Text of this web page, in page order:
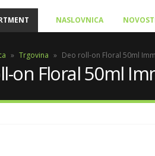
NASLOVNICA
» Trgovina » Deo roll-on Floral 50ml
on Floral 50ml